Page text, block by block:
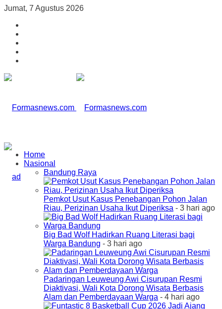
Jumat, 7 Agustus 2026
Home
Nasional
Bandung Raya
Pemkot Usut Kasus Penebangan Pohon Jalan
Riau, Perizinan Usaha Ikut Diperiksa - 3 hari ago
Big Bad Wolf Hadirkan Ruang Literasi bagi
Warga Bandung - 3 hari ago
Padaringan Leuweung Awi Cisurupan Resmi
Diaktivasi, Wali Kota Dorong Wisata Berbasis
Alam dan Pemberdayaan Warga - 4 hari ago